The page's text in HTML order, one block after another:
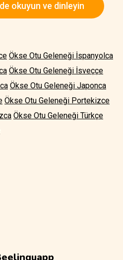
okuyun ve dinleyin
Ökse Otu Geleneği İspanyolca
Ökse Otu Geleneği İsveççe
Ökse Otu Geleneği Japonca
Ökse Otu Geleneği Portekizce
Ökse Otu Geleneği Türkçe